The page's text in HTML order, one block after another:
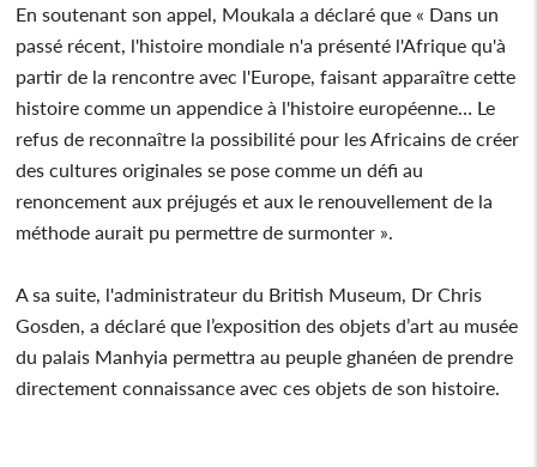
En soutenant son appel, Moukala a déclaré que « Dans un
passé récent, l'histoire mondiale n'a présenté l'Afrique qu'à
partir de la rencontre avec l'Europe, faisant apparaître cette
histoire comme un appendice à l'histoire européenne… Le
refus de reconnaître la possibilité pour les Africains de créer
des cultures originales se pose comme un défi au
renoncement aux préjugés et aux le renouvellement de la
méthode aurait pu permettre de surmonter ».
A sa suite, l'administrateur du British Museum, Dr Chris
Gosden, a déclaré que l’exposition des objets d’art au musée
du palais Manhyia permettra au peuple ghanéen de prendre
directement connaissance avec ces objets de son histoire.